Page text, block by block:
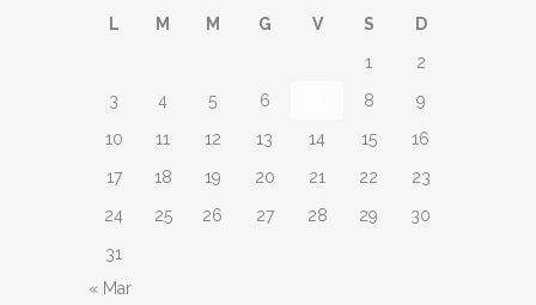
L M M G V S
D
1
2
3
4 5 6 8
9
10
11 12 13 14 15
16
17
18 19 20 21 22
23
24
25 26 27 28 29
30
31
« Mar